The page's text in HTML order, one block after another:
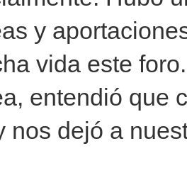
y
vida este
entendió que
nos dejó a